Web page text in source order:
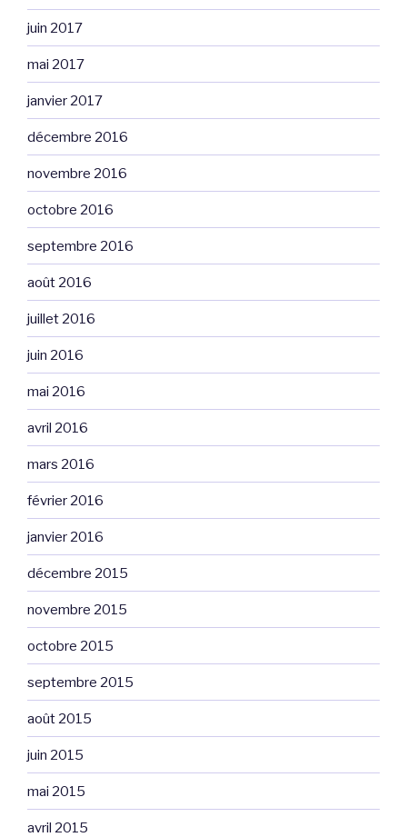
juin 2017
mai 2017
janvier 2017
décembre 2016
novembre 2016
octobre 2016
septembre 2016
août 2016
juillet 2016
juin 2016
mai 2016
avril 2016
mars 2016
février 2016
janvier 2016
décembre 2015
novembre 2015
octobre 2015
septembre 2015
août 2015
juin 2015
mai 2015
avril 2015